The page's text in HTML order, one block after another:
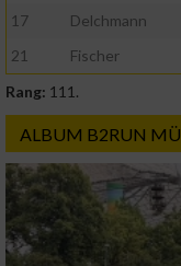
17
Delchmann
21
Fischer
Rang: 111.
ALBUM B2RUN